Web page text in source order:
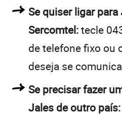
Se quiser ligar
Sercomtel:tecle
de telefone fixo ou
deseja se
Se precisar fazer
Jales de outro país: